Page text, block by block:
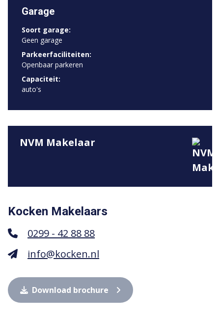
Garage
Soort garage:
Geen garage
Parkeerfaciliteiten:
Openbaar parkeren
Capaciteit:
auto's
NVM Makelaar
Kocken Makelaars
0299 - 42 88 88
info@kocken.nl
Download brochure